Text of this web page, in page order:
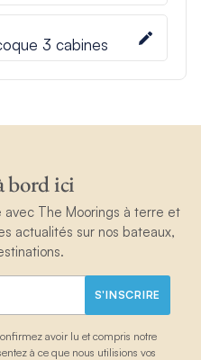
3 cabines
bord ici
The Moorings à terre et
actualités sur nos bateaux,
S'INSCRIRE
avoir lu et compris notre
à ce que nous utilisions vos